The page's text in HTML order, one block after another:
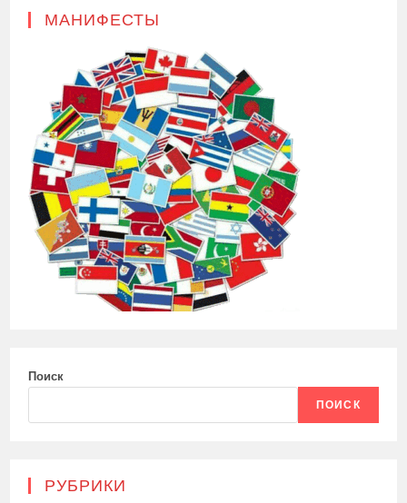
МАНИФЕСТЫ
Поиск
ПОИСК
РУБРИКИ